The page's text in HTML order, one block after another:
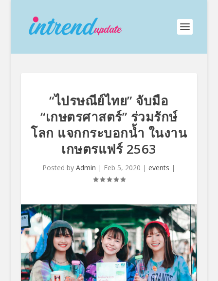
“ไปรษณีย์ไทย” จับมือ
“เกษตรศาสตร์” ร่วมรักษ์
โลก แจกกระบอกน้ำ ในงาน
เกษตรแฟร์ 2563
Posted byAdmin | Feb 5, 2020 |events |